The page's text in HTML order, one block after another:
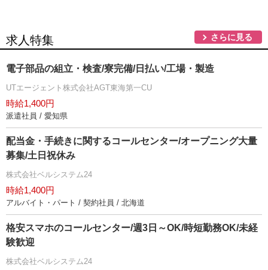
求人特集 さらに見る
電子部品の組立・検査/寮完備/日払い/工場・製造
UTエージェント株式会社AGT東海第一CU
時給1,400円
派遣社員 / 愛知県
配当金・手続きに関するコールセンター/オープニング大量
募集/土日祝休み
株式会社ベルシステム24
時給1,400円
アルバイト・パート / 契約社員 / 北海道
格安スマホのコールセンター/週3日～OK/時短勤務OK/未経
験歓迎
株式会社ベルシステム24